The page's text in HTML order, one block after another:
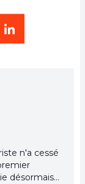
n'a cessé
désormais